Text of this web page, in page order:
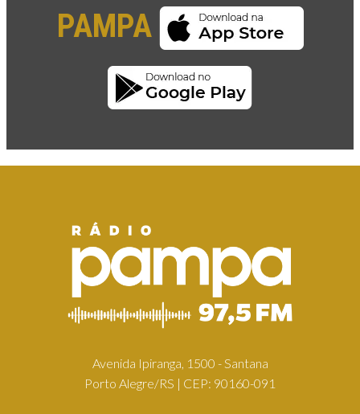
PAMPA
Avenida Ipiranga, 1500 - Santana
Porto Alegre/RS | CEP: 90160-091